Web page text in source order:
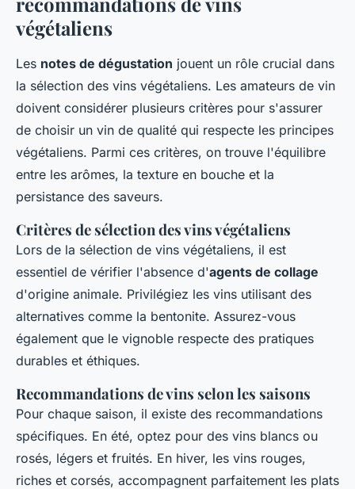
végétaliens
Les notes de dégustation jouent un rôle crucial dans
la sélection des vins végétaliens. Les amateurs de vin
doivent considérer plusieurs critères pour s'assurer
de choisir un vin de qualité qui respecte les principes
végétaliens. Parmi ces critères, on trouve l'équilibre
entre les arômes, la texture en bouche et la
persistance des saveurs.
Critères de sélection des vins végétaliens
Lors de la sélection de vins végétaliens, il est
essentiel de vérifier l'absence d'agents de collage
d'origine animale. Privilégiez les vins utilisant des
alternatives comme la bentonite. Assurez-vous
également que le vignoble respecte des pratiques
durables et éthiques.
Recommandations de vins selon les saisons
Pour chaque saison, il existe des recommandations
spécifiques. En été, optez pour des vins blancs ou
rosés, légers et fruités. En hiver, les vins rouges,
riches et corsés, accompagnent parfaitement les plats